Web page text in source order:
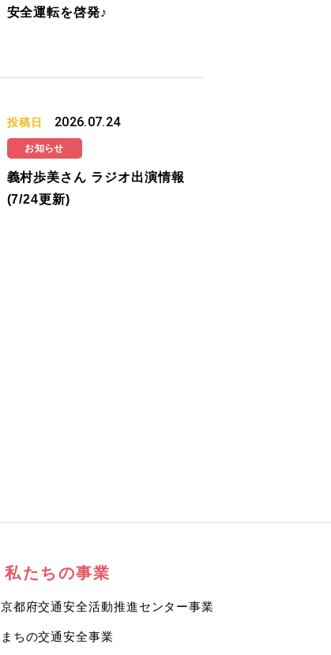
安全運転を啓発♪
投稿日 2026.07.24
お知らせ
義村歩美さん ラジオ出演情報
(7/24更新)
私たちの事業
京都府交通安全活動推進センター事業
まちの交通安全事業